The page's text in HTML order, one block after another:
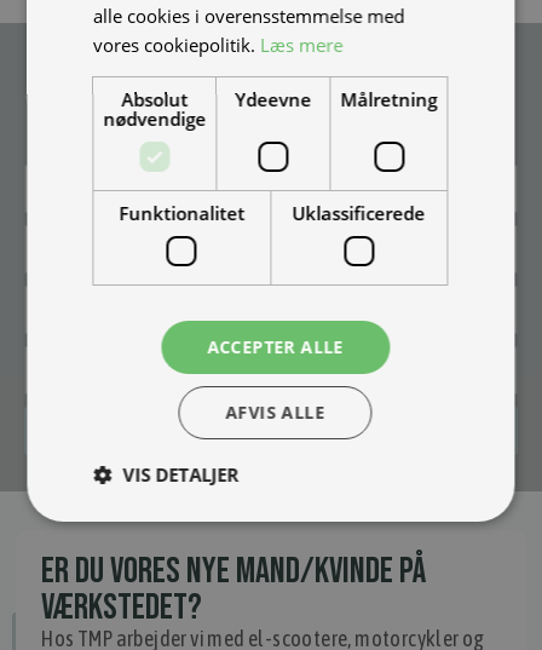
Tilmeld nyhedsmail
Vær blandt de første til at modtage info om nye produkter, tilbud,
events og udstillinger.
Fortryd dit køb
alle cookies i overensstemmelse med
vores cookiepolitik. Læs mere
Absolut
nødvendige
Ydeevne Målretning
Funktionalitet Uklassificerede
ACCEPTER ALLE
AFVIS ALLE
VIS DETALJER
ER DU VORES NYE MAND/KVINDE PÅ
VÆRKSTEDET?
Hos TMP arbejder vi med el-scootere, motorcykler og